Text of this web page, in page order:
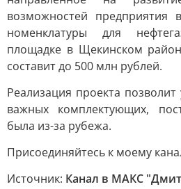
возможностей предприятия
номенклатуры для
площадке в Щекинском
составит до 500 млн рублей.
Реализация проекта позволит
важных комплектующих,
была из-за рубежа.
Присоединяйтесь к моему
Источник: Канал в МАКС